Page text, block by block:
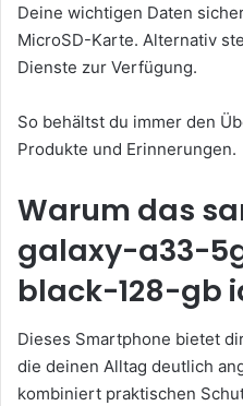
Deine wichtigen Daten
MicroSD-Karte. Alternativ
Dienste zur Verfügung.
So behältst du immer den
Produkte und Erinnerungen.
Warum das
galaxy-a33-
black-128-gb
Dieses Smartphone bietet
die deinen Alltag deutlich
kombiniert praktischen